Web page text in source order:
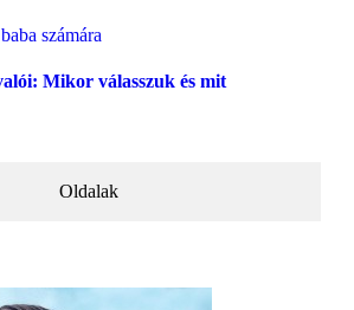
Mikor válasszuk és mit
Oldalak